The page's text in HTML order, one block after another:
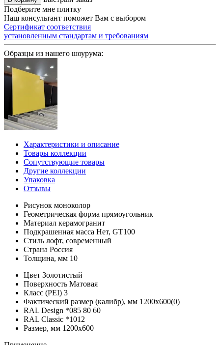
Подберите мне плитку
Наш консультант поможет Вам с выбором
Сертификат соответствия
установленным стандартам и требованиям
Образцы из нашего шоурума:
Характеристики и описание
Товары коллекции
Сопутствующие товары
Другие коллекции
Упаковка
Отзывы
Рисунок моноколор
Геометрическая форма прямоугольник
Материал керамогранит
Подкрашенная масса Нет, GT100
Стиль лофт, современный
Страна Россия
Толщина, мм 10
Цвет Золотистый
Поверхность Матовая
Класс (PEI) 3
Фактический размер (калибр), мм 1200х600(0)
RAL Design *085 80 60
RAL Classic *1012
Размер, мм 1200х600